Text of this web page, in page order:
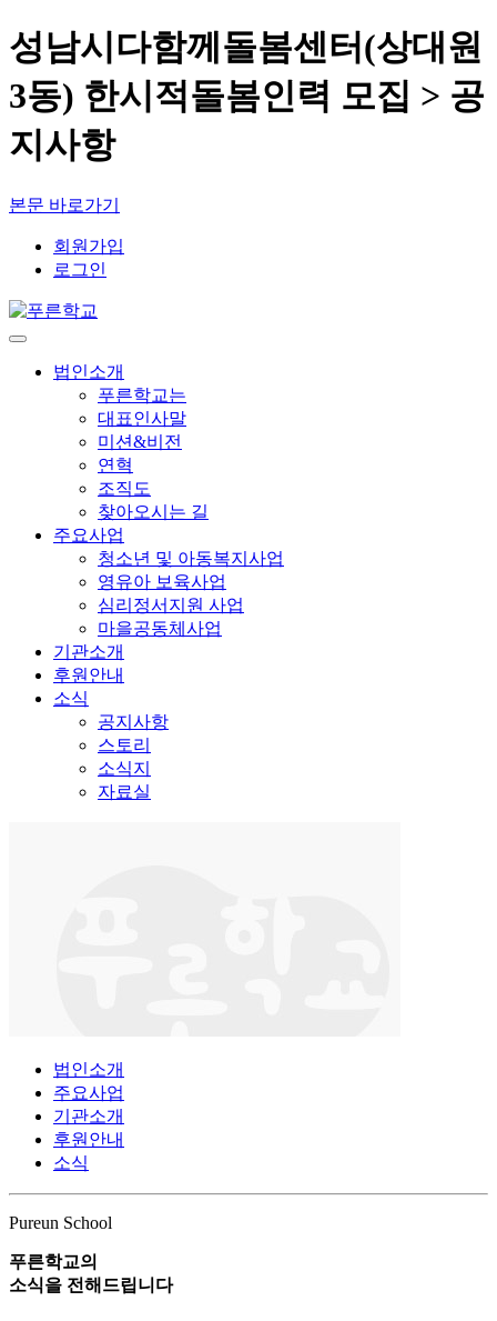
성남시다함께돌봄센터(상대원
3동) 한시적돌봄인력 모집 > 공
지사항
본문 바로가기
회원가입
로그인
법인소개
푸른학교는
대표인사말
미션&비전
연혁
조직도
찾아오시는 길
주요사업
청소년 및 아동복지사업
영유아 보육사업
심리정서지원 사업
마을공동체사업
기관소개
후원안내
소식
공지사항
스토리
소식지
자료실
법인소개
주요사업
기관소개
후원안내
소식
Pureun School
푸른학교의
소식을 전해드립니다